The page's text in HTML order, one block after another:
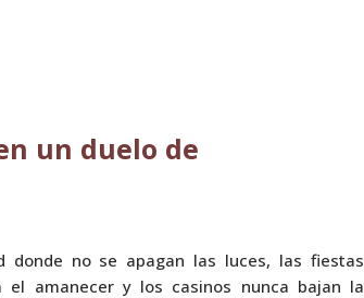
un duelo de
donde no se apagan las luces, las fiestas
el amanecer y los casinos nunca bajan la